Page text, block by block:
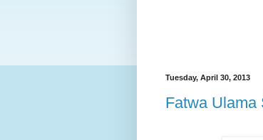
Tuesday, April 30, 2013
Fatwa Ulama